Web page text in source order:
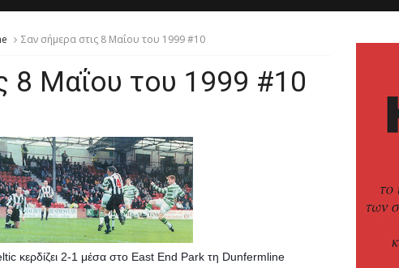
Σαν σήμερα στις 8 Μαΐου του 1999 #10
8 Μαΐου του 1999 #10
κερδίζει 2-1 μέσα στο East End Park τη Dunfermline